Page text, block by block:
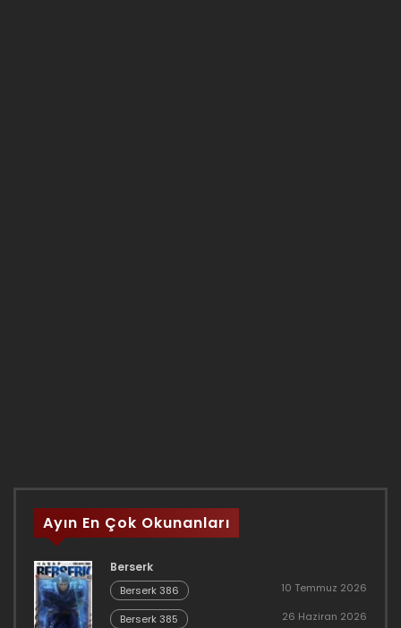
Ayın En Çok Okunanları
Berserk
Berserk 386 10 Temmuz 2026
Berserk 385 26 Haziran 2026